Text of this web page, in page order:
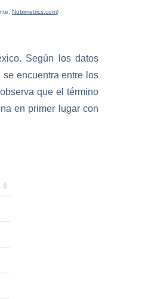
Nubimetrics.com)
Según los datos
encuentra entre los
que el término
en primer lugar con